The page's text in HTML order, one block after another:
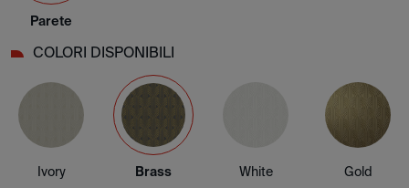
Parete
COLORI DISPONIBILI
Ivory Brass White Gold